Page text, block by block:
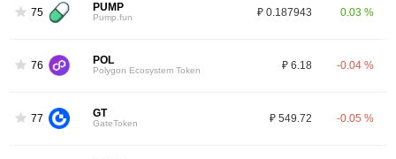
75 PUMP
Pump.fun ₽ 0.187943 0.03 %
76 POL
Polygon Ecosystem Token ₽ 6.18 -0.04 %
77 GT
GateToken ₽ 549.72 -0.05 %